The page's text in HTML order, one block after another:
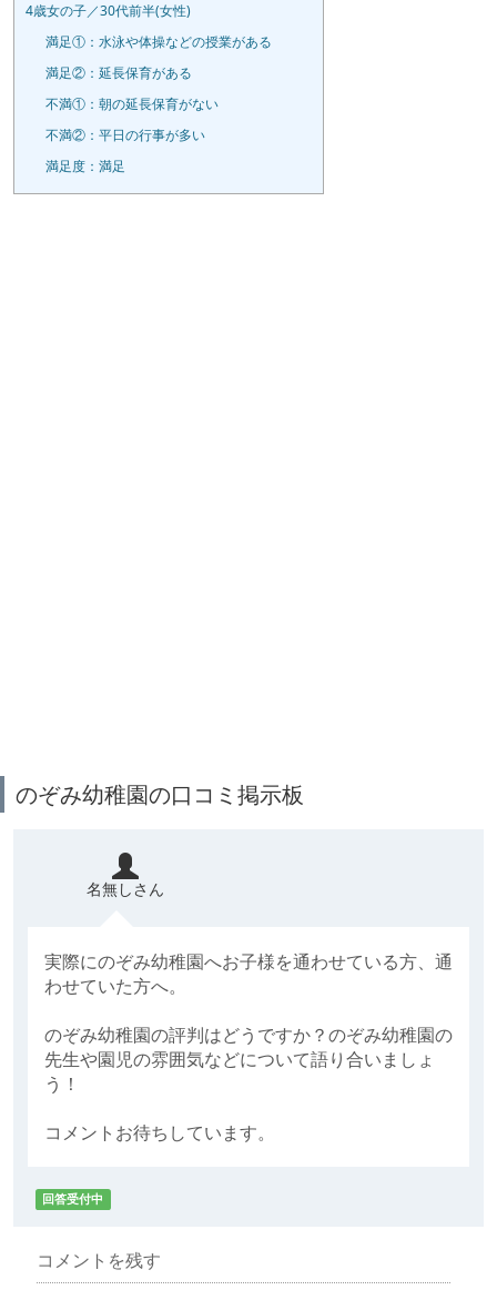
4歳女の子／30代前半(女性)
満足①：水泳や体操などの授業がある
満足②：延長保育がある
不満①：朝の延長保育がない
不満②：平日の行事が多い
満足度：満足
のぞみ幼稚園の口コミ掲示板
名無しさん
実際にのぞみ幼稚園へお子様を通わせている方、通
わせていた方へ。
のぞみ幼稚園の評判はどうですか？のぞみ幼稚園の
先生や園児の雰囲気などについて語り合いましょ
う！
コメントお待ちしています。
回答受付中
コメントを残す